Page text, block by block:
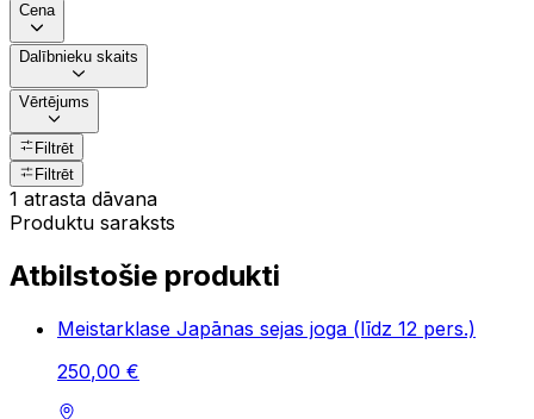
Cena
Dalībnieku skaits
Vērtējums
Filtrēt
Filtrēt
1 atrasta dāvana
Produktu saraksts
Atbilstošie produkti
Meistarklase Japānas sejas joga (līdz 12 pers.)
250,00 €